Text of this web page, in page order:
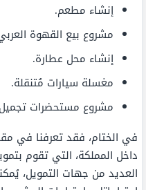
إنشاء مطعم.
مشروع بيع القهوة
إنشاء محل عطارة.
مغسلة سيارات مُتنقلة.
مشروع مستحضرات
في الختام، فقد تعرفنا في
داخل المملكة، التي تقوم
العديد من جهات التمويل،